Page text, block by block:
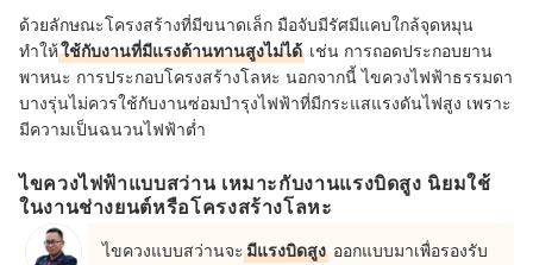
ด้วยลักษณะโครงสร้างที่มีขนาดเล็ก มือจับมีรัศมีแคบใกล้จุดหมุน
ทำให้ใช้กับงานที่มีแรงต้านทานสูงไม่ได้ เช่น การถอดประกอบยาน
พาหนะ การประกอบโครงสร้างโลหะ นอกจากนี้ ไขควงไฟฟ้าธรรมดา
บางรุ่นไม่ควรใช้กับงานซ่อมบำรุงไฟฟ้าที่มีกระแสแรงดันไฟสูง เพราะ
มีความเป็นฉนวนไฟฟ้าต่ำ
ไขควงไฟฟ้าแบบสว่าน เหมาะกับงานแรงบิดสูง นิยมใช้
ในงานช่างยนต์หรือโครงสร้างโลหะ
ไขควงแบบสว่านจะมีแรงบิดสูง ออกแบบมาเพื่อรองรับ